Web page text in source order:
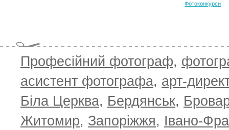
TOP 100 for May 2026 0 +6.59 ТОП 100
+4.30
Фотоконкурси
Професійний фотограф,
асистент фотографа, арт-
Біла Церква, Бердянськ,
Житомир, Запоріжжя, Івано-